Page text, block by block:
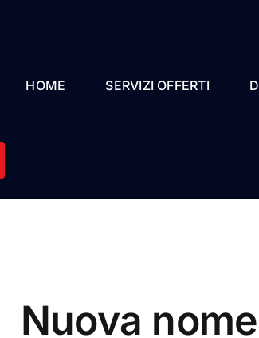
HOME SERVIZI OFFERTI
Nuova